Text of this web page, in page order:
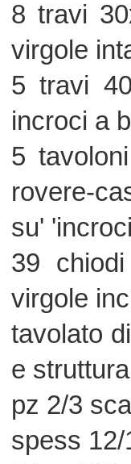
tavolato di
e struttura
pz 2/3
spess 12/
5 travi
pezzi 1500
colpo unico
guaina
ancorare
optional
larice-abete
si procede